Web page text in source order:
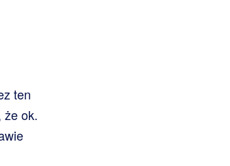
ten
że ok.